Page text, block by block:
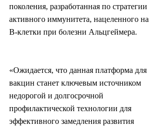
поколения, разработанная по стратегии
активного иммунитета, нацеленного на
В-клетки при болезни Альцгеймера.
«Ожидается, что данная платформа для
вакцин станет ключевым источником
недорогой и долгосрочной
профилактической технологии для
эффективного замедления развития